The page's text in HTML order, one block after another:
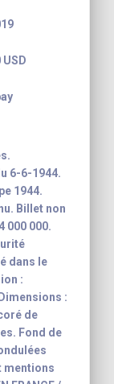
USD
6-6-1944.
1944.
Billet non
000 000.
dans le
:
:
de
Fond de
mentions